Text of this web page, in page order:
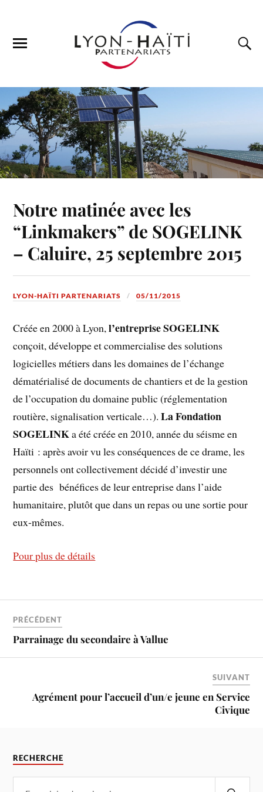
Notre matinée avec les
“Linkmakers” de SOGELINK
– Caluire, 25 septembre 2015
LYON-HAÏTI PARTENARIATS 05/11/2015
Créée en 2000 à Lyon,l’entreprise SOGELINK
conçoit, développe et commercialise des solutions
logicielles métiers dans les domaines de l’échange
dématérialisé de documents de chantiers et de la gestion
de l’occupation du domaine public (réglementation
routière, signalisation verticale…).La Fondation
SOGELINKa été créée en 2010, année du séisme en
Haïti : après avoir vu les conséquences de ce drame, les
personnels ont collectivement décidé d’investir une
partie des bénéfices de leur entreprise dans l’aide
humanitaire, plutôt que dans un repas ou une sortie pour
eux-mêmes.
Pour plus de détails
PRÉCÉDENT
Parrainage du secondaire à Vallue
SUIVANT
Agrément pour l’accueil d’un/e jeune en Service
Civique
RECHERCHE